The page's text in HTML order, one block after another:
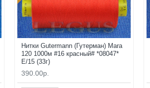
Нитки Gutermann (Гутерман) Mara
120 1000м #16 красный# *08047*
E/15 (33г)
390.00р.